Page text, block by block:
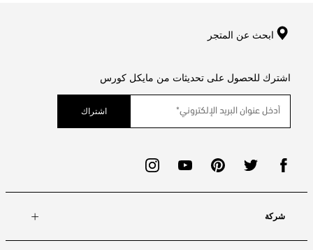
ابحث عن المتجر
اشترك للحصول على تحديثات من مايكل كورس
اشتراك
شركة